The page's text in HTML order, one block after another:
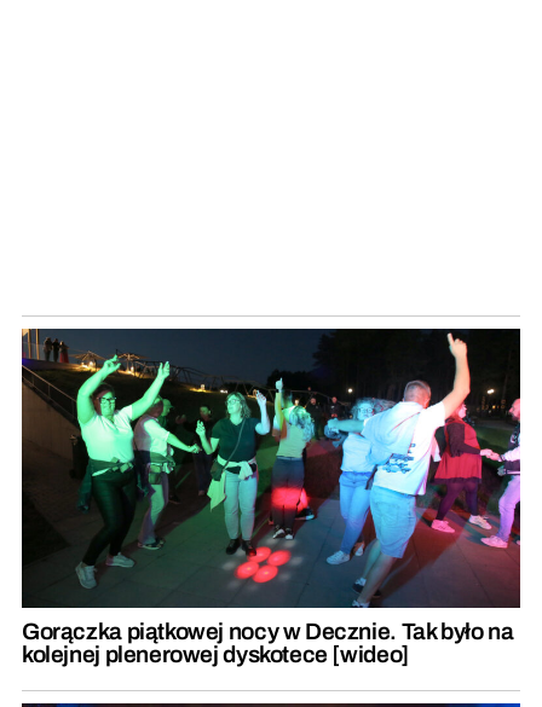
Gorączka piątkowej nocy w Decznie. Tak było na
kolejnej plenerowej dyskotece [wideo]